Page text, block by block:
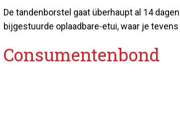
De tandenborstel gaat überhaupt al 14
bijgestuurde oplaadbare-etui, waar je
Consumentenbond